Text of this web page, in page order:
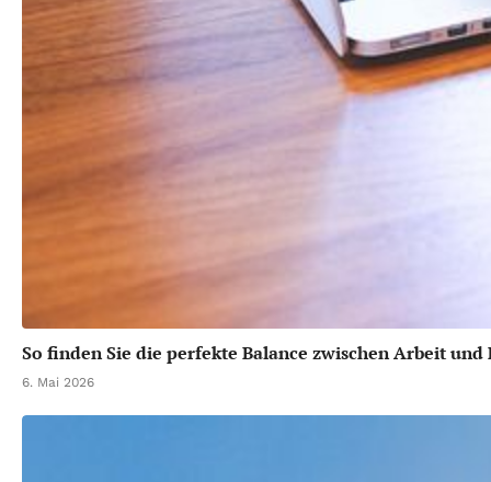
So finden Sie die perfekte Balance zwischen Arbeit und
6. Mai 2026